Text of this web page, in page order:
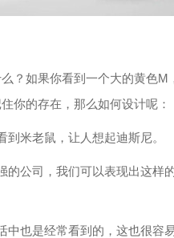
如果你看到一个大的黄色M
你的存在，那么如何设计呢：
米老鼠，让人想起迪斯尼。
公司，我们可以表现出这样
也是经常看到的，这也很容易